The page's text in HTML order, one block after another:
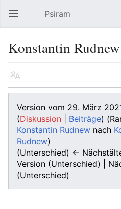
Hauptmenü öffnen Psiram
Konstantin Rudnew
Sprache
Version vom 29. März
(Diskussion Beiträge)
Konstantin Rudnew nach
Rudnew)
(Unterschied) ←
Version (Unterschied) |
(Unterschied)